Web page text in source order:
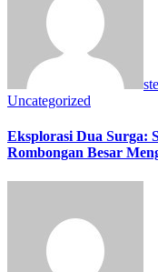
Uncategorized
Eksplorasi Dua Surga:
Rombongan Besar